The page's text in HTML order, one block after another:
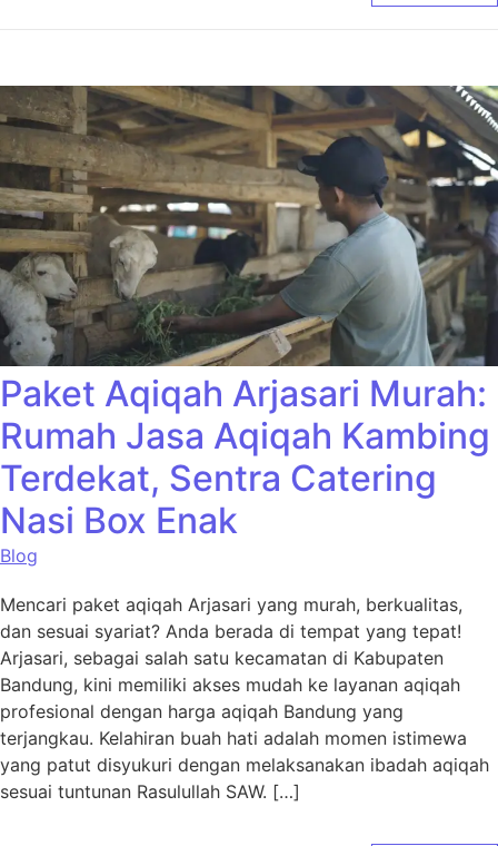
Paket Aqiqah Arjasari Murah:
Rumah Jasa Aqiqah Kambing
Terdekat, Sentra Catering
Nasi Box Enak
Blog
Mencari paket aqiqah Arjasari yang murah, berkualitas,
dan sesuai syariat? Anda berada di tempat yang tepat!
Arjasari, sebagai salah satu kecamatan di Kabupaten
Bandung, kini memiliki akses mudah ke layanan aqiqah
profesional dengan harga aqiqah Bandung yang
terjangkau. Kelahiran buah hati adalah momen istimewa
yang patut disyukuri dengan melaksanakan ibadah aqiqah
sesuai tuntunan Rasulullah SAW. […]